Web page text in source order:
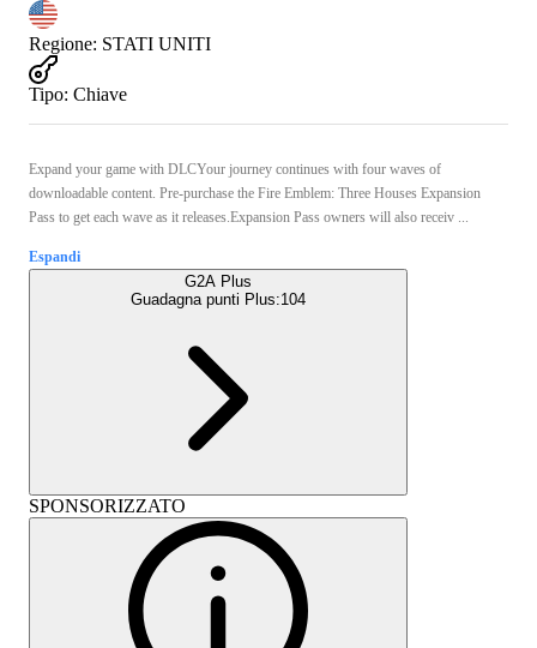
Regione: STATI UNITI
Tipo: Chiave
Expand your game with DLCYour journey continues with four waves of
downloadable content. Pre-purchase the Fire Emblem: Three Houses Expansion
Pass to get each wave as it releases.Expansion Pass owners will also receiv ...
Espandi
G2A Plus
Guadagna punti Plus:104
SPONSORIZZATO